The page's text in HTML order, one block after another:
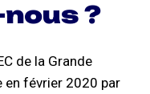
?
de la Grande
en février 2020 par